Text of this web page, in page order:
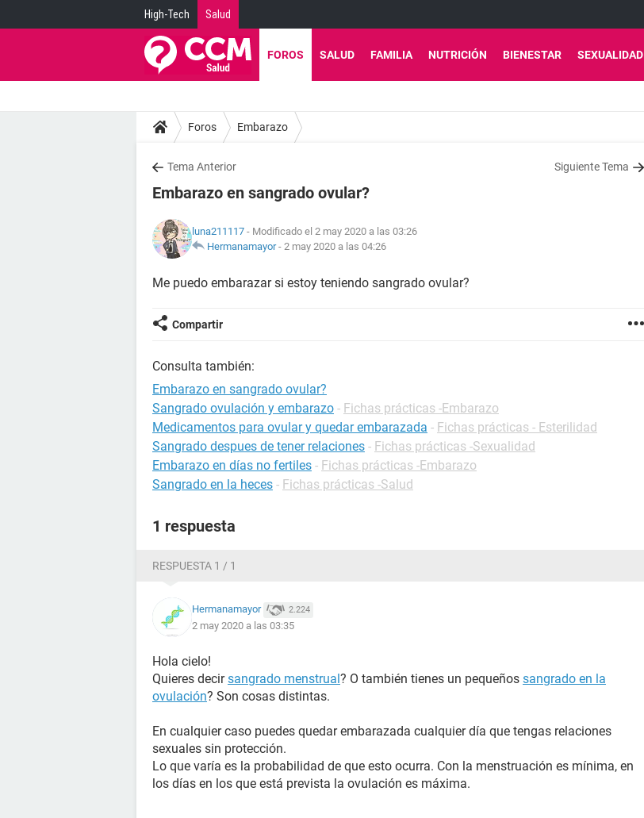
High-Tech Salud
FOROS SALUD FAMILIA NUTRICIÓN BIENESTAR SEXUALIDAD
Foros Embarazo
Tema Anterior Siguiente Tema
Embarazo en sangrado ovular?
luna211117 - Modificado el 2 may 2020 a las 03:26
Hermanamayor- 2 may 2020 a las 04:26
Me puedo embarazar si estoy teniendo sangrado ovular?
Compartir
Consulta también:
Embarazo en sangrado ovular?
Sangrado ovulación y embarazo - Fichas prácticas -Embarazo
Medicamentos para ovular y quedar embarazada - Fichas prácticas - Esterilidad
Sangrado despues de tener relaciones - Fichas prácticas -Sexualidad
Embarazo en días no fertiles - Fichas prácticas -Embarazo
Sangrado en la heces - Fichas prácticas -Salud
1 respuesta
RESPUESTA 1 / 1
Hermanamayor 2.224
2 may 2020 a las 03:35
Hola cielo!
Quieres decirsangrado menstrual? O también tienes un pequeños sangrado en la
ovulación? Son cosas distintas.
En cualquier caso puedes quedar embarazada cualquier día que tengas relaciones
sexuales sin protección.
Lo que varía es la probabilidad de que esto ocurra. Con la menstruación es mínima, en
los días en los que está prevista la ovulación es máxima.